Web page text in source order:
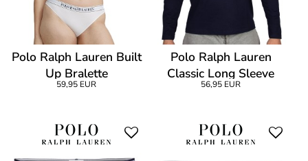
Polo Ralph Lauren Built
Up Bralette
59,95 EUR
Polo Ralph Lauren
Classic Long Sleeve
56,95 EUR